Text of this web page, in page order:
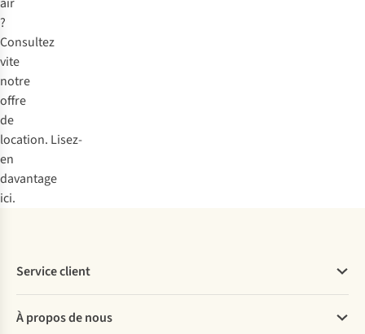
?
Consultez
vite
notre
offre
de
location. Lisez-
en
davantage
ici.
Service client
Commander
À propos de nous